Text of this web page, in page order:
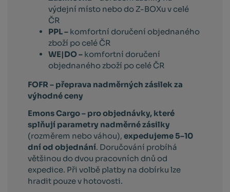
výdejní místo nebo do Z-BOXu v celé
ČR
PPL – komfortní doručení objednaného
zboží po celé ČR
WE|DO – komfortní doručení
objednaného zboží po celé ČR
FOFR – přeprava nadměrných zásilek za
výhodné ceny
Emons Cargo – pro objednávky, které
splňují parametry nadměrné zásilky
(rozměrem nebo váhou),expedujeme 5–10
dní od objednání. Doručování probíhá
většinou do dvou pracovních dnů od
expedice. Při volbě platby na dobírku lze
hradit pouze v hotovosti.